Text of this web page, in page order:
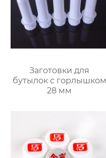
Заготовки для
бутылок с горлышком
28 мм